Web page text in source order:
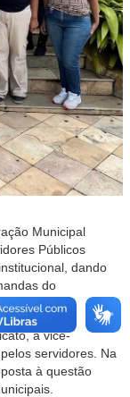
Municipal
Públicos
dando
do
a vice-
servidores. Na
à questão